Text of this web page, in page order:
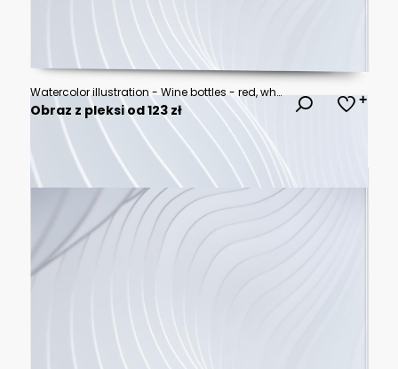
Watercolor illustration - Wine bottles - red, white, rose
Obraz z pleksi od 123 zł